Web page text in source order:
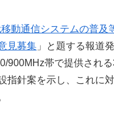
動通信システムの普及
見募集 」と題する報道
900MHz帯で提供され
指針案を示し、これに